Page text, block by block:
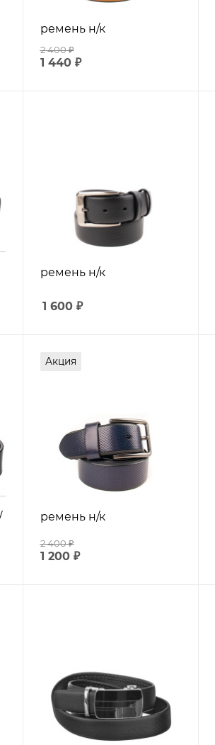
ремень н/к
2 400₽
1 440₽
ремень н/к
1 600₽
Акция
ремень н/к
2 400₽
1 200₽